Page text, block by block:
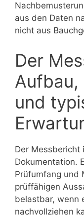
aus den Daten
nicht aus
Der
und
Der Messbericht
Dokumentation.
Prüfumfang und
prüffähigen
belastbar, wenn
nachvollziehen